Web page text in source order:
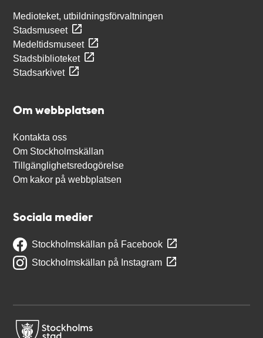
Medioteket, utbildningsförvaltningen
Stadsmuseet
Medeltidsmuseet
Stadsbiblioteket
Stadsarkivet
Om webbplatsen
Kontakta oss
Om Stockholmskällan
Tillgänglighetsredogörelse
Om kakor på webbplatsen
Sociala medier
Stockholmskällan på Facebook
Stockholmskällan på Instagram